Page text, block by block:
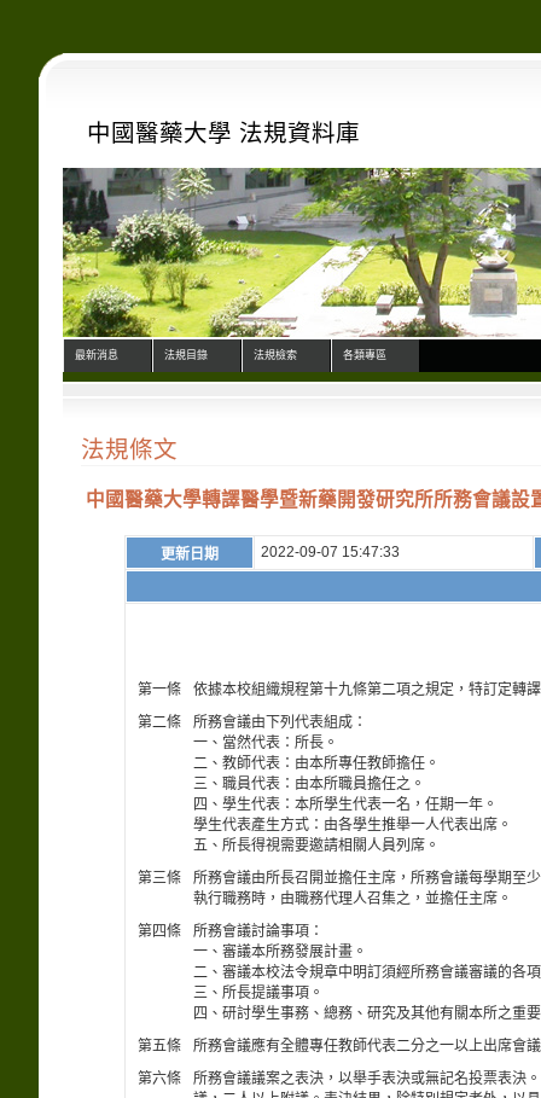
中國醫藥大學 法規資料庫
最新消息 法規目錄 法規檢索 各類專區
法規條文
中國醫藥大學轉譯醫學暨新藥開發研究所所務會議設
更新日期 2022-09-07 15:47:33
第一條
依據本校組織規程第十九條第二項之規定，特訂定轉
第二條
所務會議由下列代表組成：
一、當然代表：所長。
二、教師代表：由本所專任教師擔任。
三、職員代表：由本所職員擔任之。
四、學生代表：本所學生代表一名，任期一年。
學生代表產生方式：由各學生推舉一人代表出席。
五、所長得視需要邀請相關人員列席。
第三條
所務會議由所長召開並擔任主席，所務會議每學期至
執行職務時，由職務代理人召集之，並擔任主席。
第四條
所務會議討論事項：
一、審議本所務發展計畫。
二、審議本校法令規章中明訂須經所務會議審議的各
三、所長提議事項。
四、研討學生事務、總務、研究及其他有關本所之重
第五條
所務會議應有全體專任教師代表二分之一以上出席會
第六條
所務會議議案之表決，以舉手表決或無記名投票表決